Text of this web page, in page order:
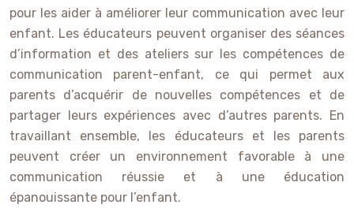
pour les aider à améliorer leur communication avec leur
enfant. Les éducateurs peuvent organiser des séances
d’information et des ateliers sur les compétences de
communication parent-enfant, ce qui permet aux
parents d’acquérir de nouvelles compétences et de
partager leurs expériences avec d’autres parents. En
travaillant ensemble, les éducateurs et les parents
peuvent créer un environnement favorable à une
communication réussie et à une éducation
épanouissante pour l’enfant.